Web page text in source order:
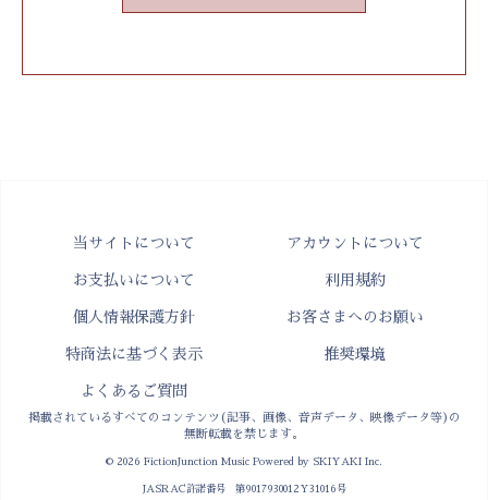
当サイトについて アカウントについて
お支払いについて 利用規約
個人情報保護方針 お客さまへのお願い
特商法に基づく表示 推奨環境
よくあるご質問
掲載されているすべてのコンテンツ(記事、画像、音声データ、映像データ等)の
無断転載を禁じます。
© 2026 FictionJunction Music Powered by SKIYAKI Inc.
JASRAC許諾番号 第9017930012Y31016号